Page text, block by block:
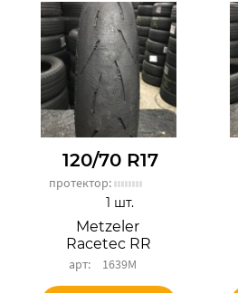
120/70 R17
протектор:
Metzeler
Racetec RR
1639М
1 шт.